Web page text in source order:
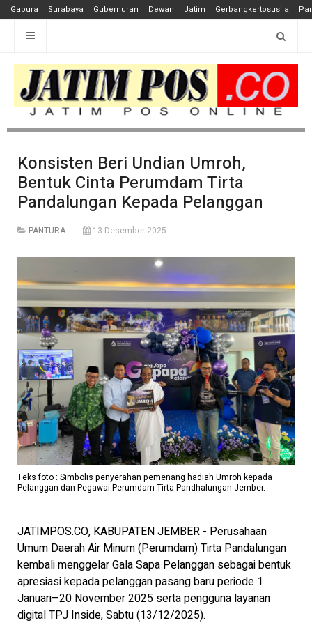
Gapura Surabaya Gubernuran Dewan Jatim Gerbangkertosusila
Konsisten Beri Undian Umroh,
Bentuk Cinta Perumdam Tirta
Pandalungan Kepada Pelanggan
PANTURA 13 Desember 2025
Teks foto : Simbolis penyerahan pemenang hadiah Umroh kepada
Pelanggan dan Pegawai Perumdam Tirta Pandhalungan Jember.
JATIMPOS.CO, KABUPATEN JEMBER - Perusahaan
Umum Daerah Air Minum (Perumdam) Tirta Pandalungan
kembali menggelar Gala Sapa Pelanggan sebagai bentuk
apresiasi kepada pelanggan pasang baru periode 1
Januari–20 November 2025 serta pengguna layanan
digital TPJ Inside, Sabtu (13/12/2025).